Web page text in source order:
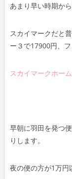
あまり早い時期か
スカイマークだと
ー３で17900円、
スカイマークホー
早朝に羽田を発つ
りします。
夜の便の方が1万円